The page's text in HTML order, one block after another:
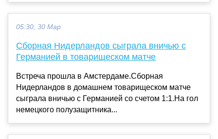
05:30, 30 Мар
Сборная Нидерландов сыграла вничью с
Германией в товарищеском матче
Встреча прошла в Амстердаме.Сборная
Нидерландов в домашнем товарищеском матче
сыграла вничью с Германией со счетом 1:1.На гол
немецкого полузащитника...